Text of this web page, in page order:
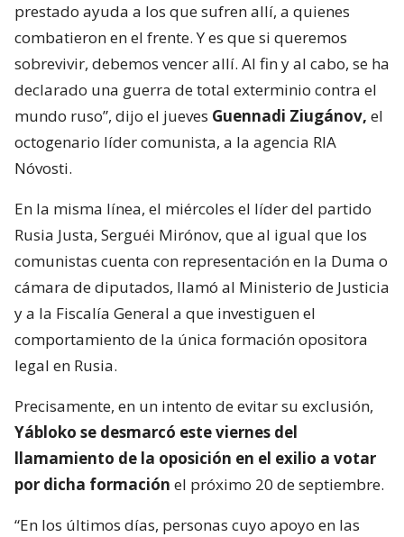
prestado ayuda a los que sufren allí, a quienes
combatieron en el frente. Y es que si queremos
sobrevivir, debemos vencer allí. Al fin y al cabo, se ha
declarado una guerra de total exterminio contra el
mundo ruso”, dijo el jueves Guennadi Ziugánov, el
octogenario líder comunista, a la agencia RIA
Nóvosti.
En la misma línea, el miércoles el líder del partido
Rusia Justa, Serguéi Mirónov, que al igual que los
comunistas cuenta con representación en la Duma o
cámara de diputados, llamó al Ministerio de Justicia
y a la Fiscalía General a que investiguen el
comportamiento de la única formación opositora
legal en Rusia.
Precisamente, en un intento de evitar su exclusión,
Yábloko se desmarcó este viernes del
llamamiento de la oposición en el exilio a votar
por dicha formación el próximo 20 de septiembre.
“En los últimos días, personas cuyo apoyo en las